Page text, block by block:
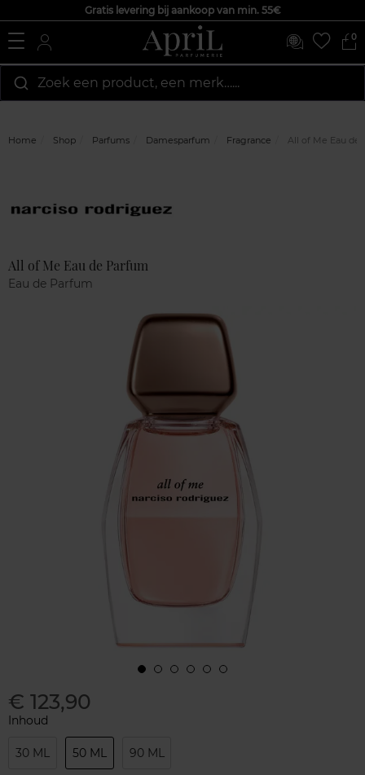
Gratis levering bij aankoop van min. 55€
0
Zoek een product, een merk…...
Home Shop Parfums Damesparfum Fragrance All of Me Eau de
All of Me Eau de Parfum
Eau de Parfum
€ 123,90
Inhoud
30 ML 50 ML 90 ML